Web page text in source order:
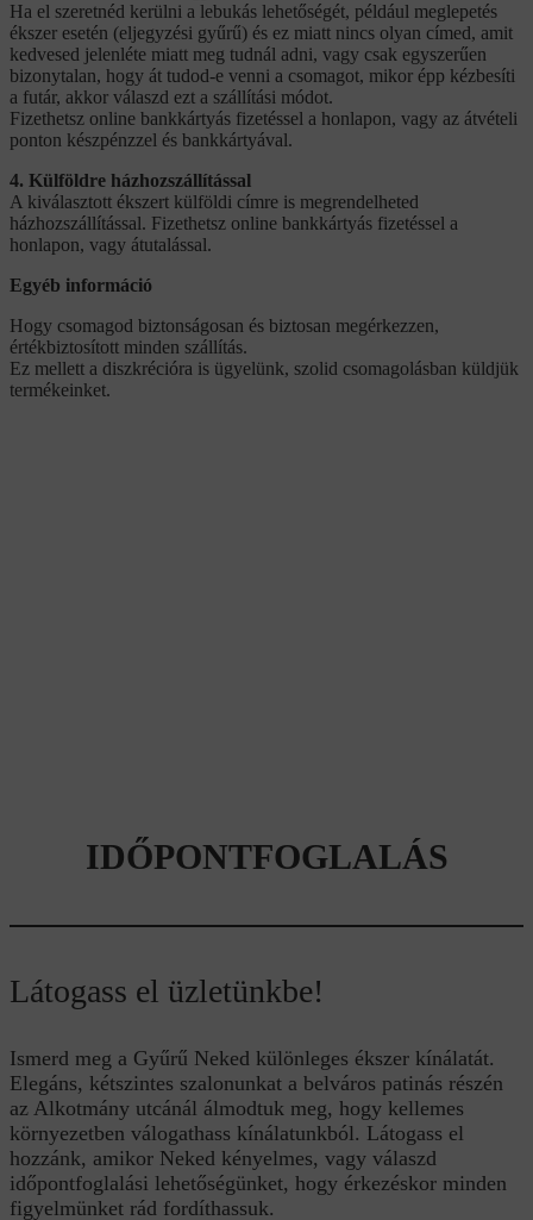
Ha el szeretnéd kerülni a lebukás lehetőségét, például meglepetés
ékszer esetén (eljegyzési gyűrű) és ez miatt nincs olyan címed, amit
kedvesed jelenléte miatt meg tudnál adni, vagy csak egyszerűen
bizonytalan, hogy át tudod-e venni a csomagot, mikor épp kézbesíti
a futár, akkor válaszd ezt a szállítási módot.
Fizethetsz online bankkártyás fizetéssel a honlapon, vagy az átvételi
ponton készpénzzel és bankkártyával.
4. Külföldre házhozszállítással
A kiválasztott ékszert külföldi címre is megrendelheted
házhozszállítással. Fizethetsz online bankkártyás fizetéssel a
honlapon, vagy átutalással.
Egyéb információ
Hogy csomagod biztonságosan és biztosan megérkezzen,
értékbiztosított minden szállítás.
Ez mellett a diszkrécióra is ügyelünk, szolid csomagolásban küldjük
termékeinket.
IDŐPONTFOGLALÁS
Látogass el üzletünkbe!
Ismerd meg a Gyűrű Neked különleges ékszer kínálatát.
Elegáns, kétszintes szalonunkat a belváros patinás részén
az Alkotmány utcánál álmodtuk meg, hogy kellemes
környezetben válogathass kínálatunkból. Látogass el
hozzánk, amikor Neked kényelmes, vagy válaszd
időpontfoglalási lehetőségünket, hogy érkezéskor minden
figyelmünket rád fordíthassuk.